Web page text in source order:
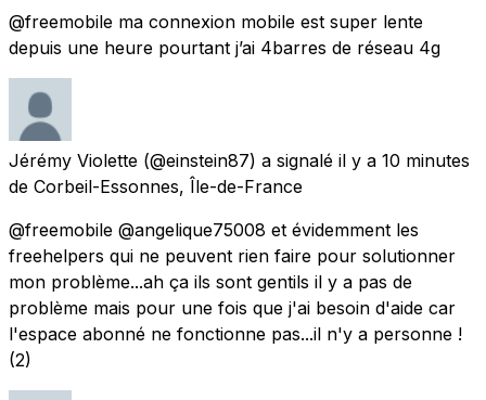
@freemobile ma connexion mobile est super lente
depuis une heure pourtant j’ai 4barres de réseau 4g
Jérémy Violette (@einstein87) a signalé il y a 10 minutes
de Corbeil-Essonnes, Île-de-France
@freemobile @angelique75008 et évidemment les
freehelpers qui ne peuvent rien faire pour solutionner
mon problème...ah ça ils sont gentils il y a pas de
problème mais pour une fois que j'ai besoin d'aide car
l'espace abonné ne fonctionne pas...il n'y a personne !
(2)